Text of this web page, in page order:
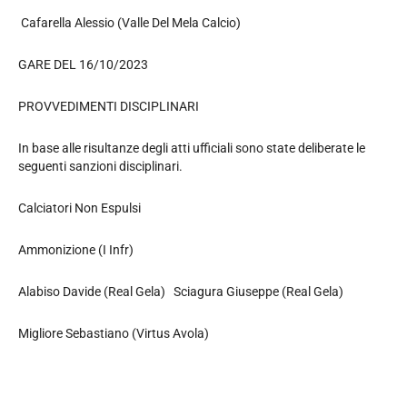
Cafarella Alessio (Valle Del Mela Calcio)
GARE DEL 16/10/2023
PROVVEDIMENTI DISCIPLINARI
In base alle risultanze degli atti ufficiali sono state deliberate le
seguenti sanzioni disciplinari.
Calciatori Non Espulsi
Ammonizione (I Infr)
Alabiso Davide (Real Gela) Sciagura Giuseppe (Real Gela)
Migliore Sebastiano (Virtus Avola)